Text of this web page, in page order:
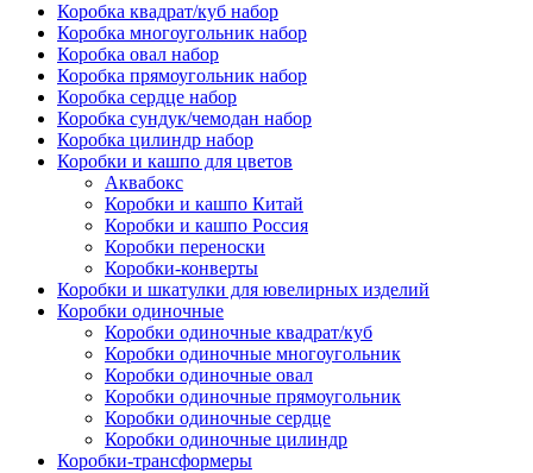
Коробка квадрат/куб набор
Коробка многоугольник набор
Коробка овал набор
Коробка прямоугольник набор
Коробка сердце набор
Коробка сундук/чемодан набор
Коробка цилиндр набор
Коробки и кашпо для цветов
Аквабокс
Коробки и кашпо Китай
Коробки и кашпо Россия
Коробки переноски
Коробки-конверты
Коробки и шкатулки для ювелирных изделий
Коробки одиночные
Коробки одиночные квадрат/куб
Коробки одиночные многоугольник
Коробки одиночные овал
Коробки одиночные прямоугольник
Коробки одиночные сердце
Коробки одиночные цилиндр
Коробки-трансформеры